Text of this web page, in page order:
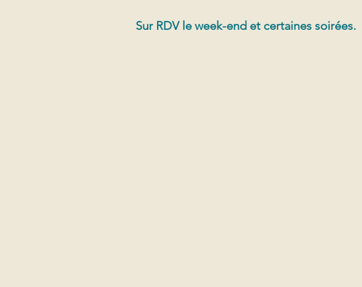
Sur RDV le week-end et certaines soirées.